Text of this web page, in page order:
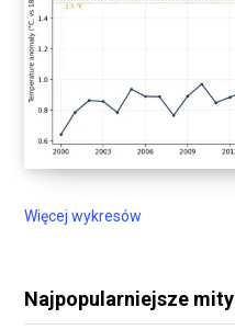
Więcej wykresów
Najpopularniejsze mity